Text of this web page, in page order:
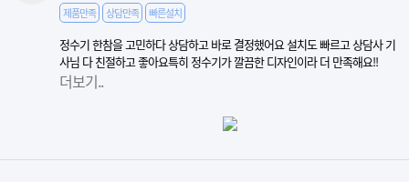
제품만족 상담만족 빠른설치
정수기 한참을 고민하다 상담하고 바로 결정했어요 설치도 빠르고 상담사 기
사님 다 친절하고 좋아요특히 정수기가 깔끔한 디자인이라 더 만족해요!!
더보기..